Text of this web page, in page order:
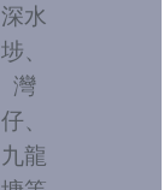
深水
埗、
灣
仔、
九龍